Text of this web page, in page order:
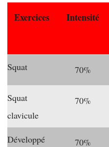
Exercices Intensité
Squat 70%
Squat
clavicule
70%
Développé
70%